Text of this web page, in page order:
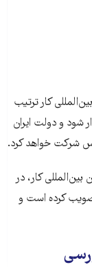
کار ترتیب
برزیل برگذار شود و دولت ایران
شرکت خواهد کرد.
مقاوله‌نامه شماره ۱۸۲ سازمان بین‌المللی کار، در
بدترین اشکال کار کودک را در سال ۱۳۸۰ تصویب کرده است و